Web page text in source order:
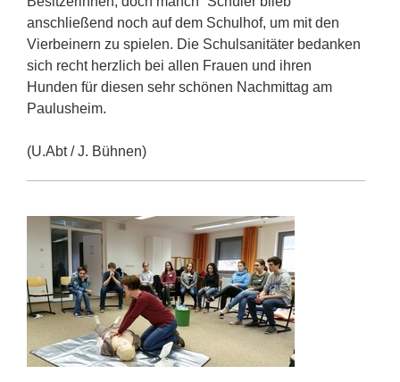
anschließend noch auf dem Schulhof, um mit den
Vierbeinern zu spielen. Die Schulsanitäter bedanken
sich recht herzlich bei allen Frauen und ihren
Hunden für diesen sehr schönen Nachmittag am
Paulusheim.
(U.Abt / J. Bühnen)